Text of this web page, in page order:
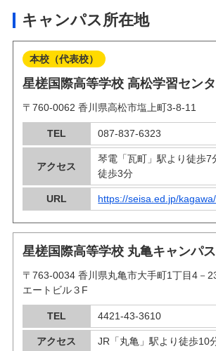
キャンパス所在地
本校（代表校）
星槎国際高等学校 高松学習セン
〒760-0062 香川県高松市塩上町3-8-11
TEL 087-837-6323
アクセス
琴電「瓦町」駅より徒歩
徒歩3分
URL https://seisa.ed.jp/kagawa/
星槎国際高等学校 丸亀キャンパス
〒763-0034 香川県丸亀市大手町1丁目4－
エートビル３F
TEL 4421-43-3610
アクセス JR「丸亀」駅より徒歩10